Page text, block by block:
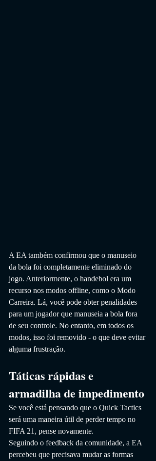
A EA também confirmou que o manuseio
da bola foi completamente eliminado do
jogo. Anteriormente, o handebol era um
recurso nos modos offline, como o Modo
Carreira. Lá, você pode obter penalidades
para um jogador que manuseia a bola fora
de seu controle. No entanto, em todos os
modos, isso foi removido - o que deve evitar
alguma frustração.
Táticas rápidas e
armadilha de impedimento
Se você está pensando que o Quick Tactics
será uma maneira útil de perder tempo no
FIFA 21, pense novamente.
Seguindo o feedback da comunidade, a EA
percebeu que precisava mudar as formas